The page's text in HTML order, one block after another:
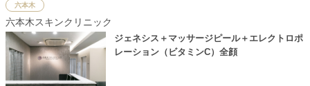
六本木
六本木スキンクリニック
ジェネシス＋マッサージピール＋エレクトロポ
レーション（ビタミンC）全顔